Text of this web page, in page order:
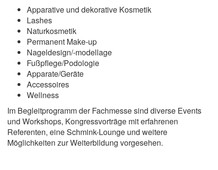
Apparative und dekorative Kosmetik
Lashes
Naturkosmetik
Permanent Make-up
Nageldesign/-modellage
Fußpflege/Podologie
Apparate/Geräte
Accessoires
Wellness
Im Begleitprogramm der Fachmesse sind diverse Events
und Workshops, Kongressvorträge mit erfahrenen
Referenten, eine Schmink-Lounge und weitere
Möglichkeiten zur Weiterbildung vorgesehen.